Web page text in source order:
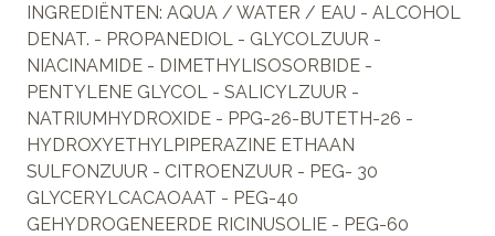
INGREDIËNTEN: AQUA / WATER / EAU - ALCOHOL
DENAT. - PROPANEDIOL - GLYCOLZUUR -
NIACINAMIDE - DIMETHYLISOSORBIDE -
PENTYLENE GLYCOL - SALICYLZUUR -
NATRIUMHYDROXIDE - PPG-26-BUTETH-26 -
HYDROXYETHYLPIPERAZINE ETHAAN
SULFONZUUR - CITROENZUUR - PEG- 30
GLYCERYLCACAOAAT - PEG-40
GEHYDROGENEERDE RICINUSOLIE - PEG-60